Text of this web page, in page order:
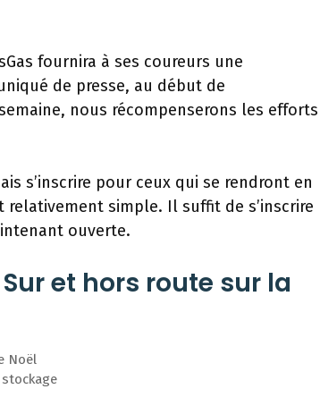
fournira à ses coureurs une
de presse, au début de
nous récompenserons les efforts
s’inscrire pour ceux qui se rendront en
relativement simple. Il suffit de s’inscrire
ouverte.
et hors route sur la
Noël